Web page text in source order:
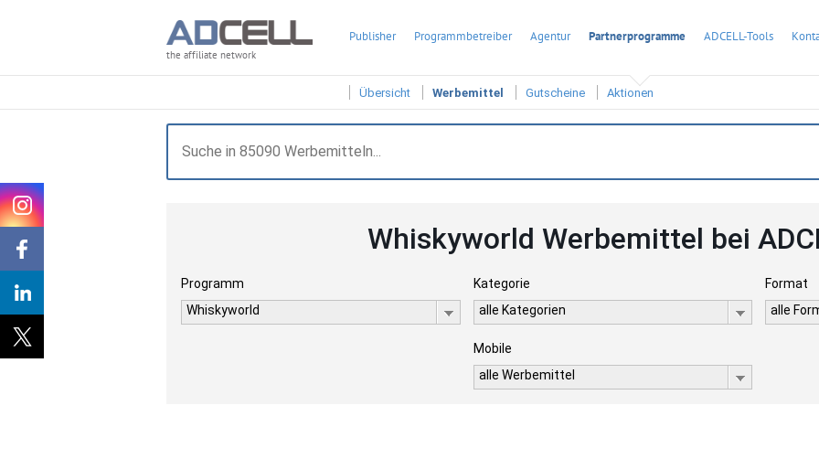
the affiliate network
Publisher Programmbetreiber Agentur Partnerprogramme ADCELL-Tools
Übersicht Werbemittel Gutscheine Aktionen
Whiskyworld Werbemittel bei
Programm
Whiskyworld
Kategorie
alle Kategorien
Format
alle
Mobile
alle Werbemittel